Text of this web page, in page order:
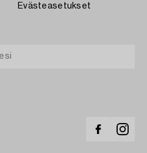
Evästeasetukset